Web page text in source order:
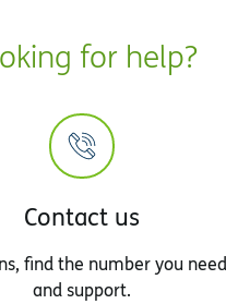
for help?
Contact us
find the number you
and support.